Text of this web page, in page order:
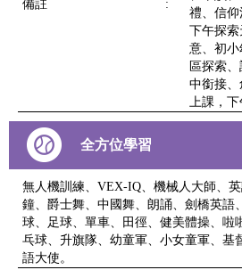
備註 :
禮、信仰
下午探
意、初
區探索
中銜接、
上課，下
全方位學習
無人機訓練、VEX-IQ、機械人大師、
鐘、爵士舞、中國舞、朗誦、劍橋英語
球、足球、單車、田徑、健美體操、啦
乓球、升旗隊、幼童軍、小女童軍、基
語大使。